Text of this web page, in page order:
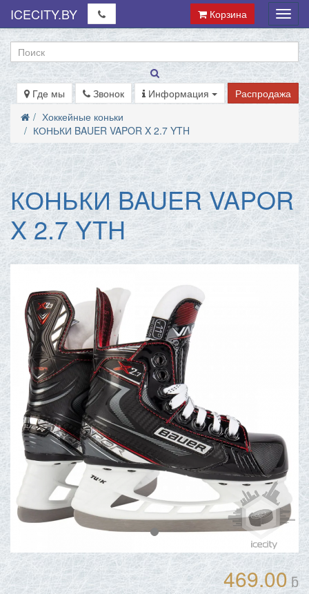
Меню
ICECITY.BY Корзина
Где мы Звонок Информация
Распродажа
Хоккейные коньки
КОНЬКИ BAUER VAPOR X 2.7 YTH
КОНЬКИ BAUER VAPOR
X 2.7 YTH
469.00 ƃ